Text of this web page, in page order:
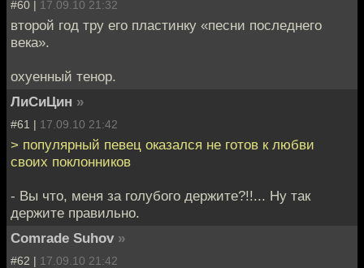
#60 | 17.09.10 21:32
второй год тру его пластинку «песни последнего
века».
охуенный тенор.
ЛиСиЦин »
#61 | 17.09.10 21:42
> популярный певец оказался не готов к любви
своих поклонников
- Вы что, меня за голубого держите?!!... Ну так
держите правильно.
Comrade Suhov »
#62 | 17.09.10 21:42